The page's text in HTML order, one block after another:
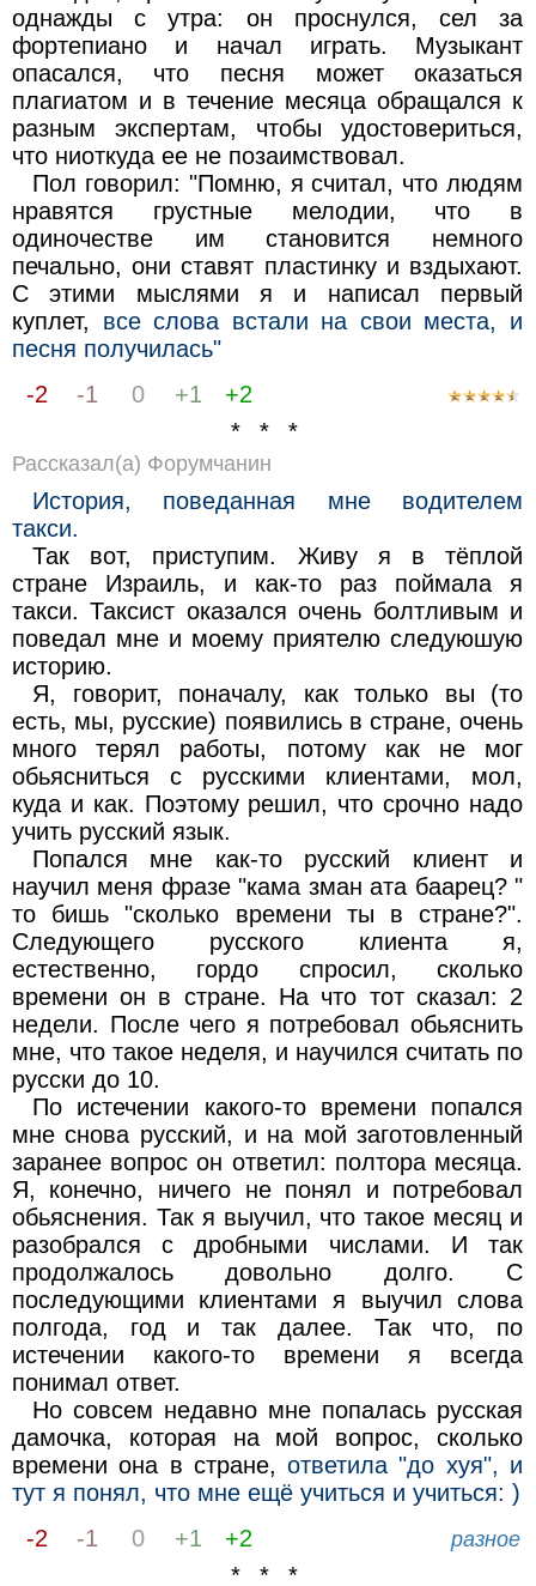
однажды с утра: он проснулся, сел за
фортепиано и начал играть. Музыкант
опасался, что песня может оказаться
плагиатом и в течение месяца обращался к
разным экспертам, чтобы удостовериться,
что ниоткуда ее не позаимствовал.
Пол говорил: "Помню, я считал, что людям
нравятся грустные мелодии, что в
одиночестве им становится немного
печально, они ставят пластинку и вздыхают.
С этими мыслями я и написал первый
куплет, все слова встали на свои места, и
песня получилась"
-2
-1 0 +1
+2
* * *
Рассказал(а) Форумчанин
История, поведанная мне водителем
такси.
Так вот, приступим. Живу я в тёплой
стране Израиль, и как-то раз поймала я
такси. Таксист оказался очень болтливым и
поведал мне и моему приятелю следуюшую
историю.
Я, говорит, поначалу, как только вы (то
есть, мы, русские) появились в стране, очень
много терял работы, потому как не мог
обьясниться с русскими клиентами, мол,
куда и как. Поэтому решил, что срочно надо
учить русский язык.
Попался мне как-то русский клиент и
научил меня фразе "кама зман ата баарец? "
то бишь "сколько времени ты в стране?".
Следующего русского клиента я,
естественно, гордо спросил, сколько
времени он в стране. На что тот сказал: 2
недели. После чего я потребовал обьяснить
мне, что такое неделя, и научился считать по
русски до 10.
По истечении какого-то времени попался
мне снова русский, и на мой заготовленный
заранее вопрос он ответил: полтора месяца.
Я, конечно, ничего не понял и потребовал
обьяснения. Так я выучил, что такое месяц и
разобрался с дробными числами. И так
продолжалось довольно долго. С
последующими клиентами я выучил слова
полгода, год и так далее. Так что, по
истечении какого-то времени я всегда
понимал ответ.
Но совсем недавно мне попалась русская
дамочка, которая на мой вопрос, сколько
времени она в стране,ответила "до хуя", и
тут я понял, что мне ещё учиться и учиться: )
-2
-1 0 +1 +2 разное
* * *